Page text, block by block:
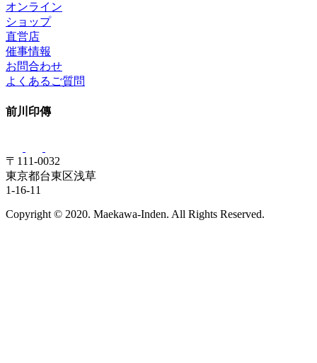
オンライン
ショップ
直営店
催事情報
お問合わせ
よくあるご質問
前川印傳
〒111-0032
東京都台東区浅草
1-16-11
Copyright © 2020. Maekawa-Inden. All Rights Reserved.